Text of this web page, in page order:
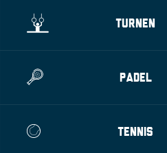
TURNEN
PADEL
TENNIS